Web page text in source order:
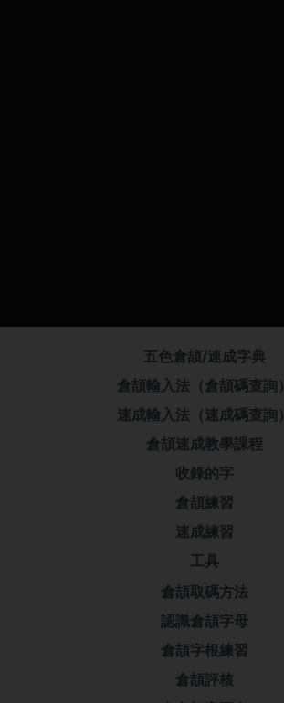
五色倉頡/速成字典
倉頡輸入法（倉頡碼查詢）
速成輸入法（速成碼查詢）
倉頡速成教學課程
收錄的字
倉頡練習
速成練習
工具
倉頡取碼方法
認識倉頡字母
倉頡字根練習
倉頡評核